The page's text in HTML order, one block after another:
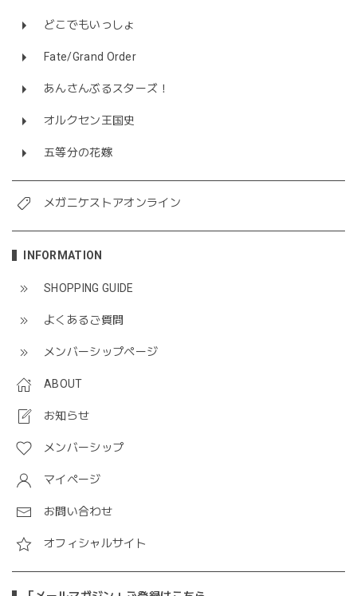
どこでもいっしょ
Fate/Grand Order
あんさんぶるスターズ！
オルクセン王国史
五等分の花嫁
メガニケストアオンライン
INFORMATION
SHOPPING GUIDE
よくあるご質問
メンバーシップページ
ABOUT
お知らせ
メンバーシップ
マイページ
お問い合わせ
オフィシャルサイト